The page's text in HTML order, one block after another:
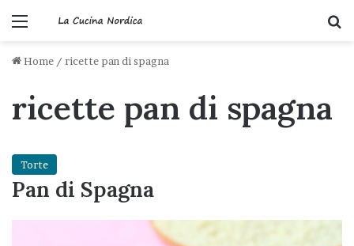
Menu
Home / ricette pan di spagna
ricette pan di spagna
Torte
Pan di Spagna